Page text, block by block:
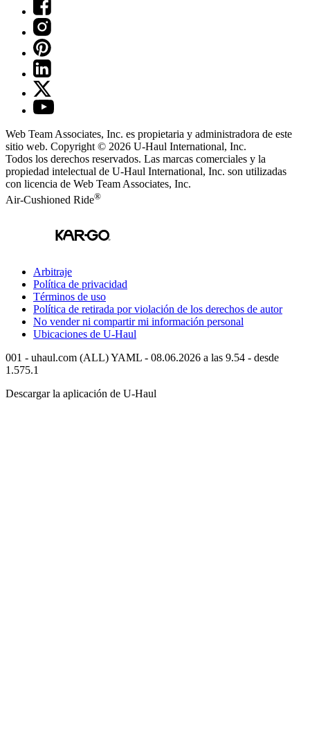
Web Team Associates, Inc. es propietaria y administradora de este
sitio web. Copyright © 2026 U-Haul International, Inc.
Todos los derechos reservados. Las marcas comerciales y la
propiedad intelectual de U-Haul International, Inc. son utilizadas
con licencia de Web Team Associates, Inc.
Air-Cushioned Ride®
Arbitraje
Política de privacidad
Términos de uso
Política de retirada por violación de los derechos de autor
No vender ni compartir mi información personal
Ubicaciones de U-Haul
001 - uhaul.com (ALL) YAML - 08.06.2026 a las 9.54 - desde
1.575.1
Descargar la aplicación de U-Haul